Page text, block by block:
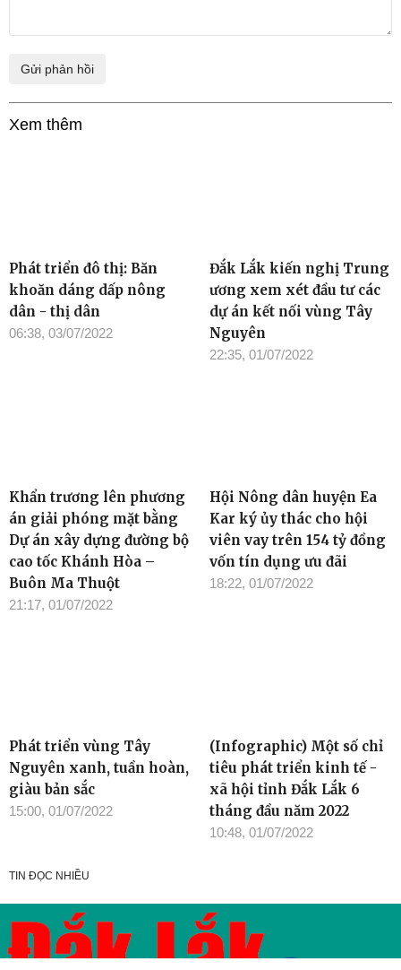
Phát triển đô thị: Băn
khoăn dáng dấp nông
dân - thị dân
Đắk Lắk kiến nghị Trung
ương xem xét đầu tư các
dự án kết nối vùng Tây
Nguyên
Khẩn trương lên phương
án giải phóng mặt bằng
Dự án xây dựng đường bộ
cao tốc Khánh Hòa –
Buôn Ma Thuột
Hội Nông dân huyện Ea
Kar ký ủy thác cho hội
viên vay trên 154 tỷ đồng
vốn tín dụng ưu đãi
Phát triển vùng Tây
Nguyên xanh, tuần hoàn,
giàu bản sắc
(Infographic) Một số chỉ
tiêu phát triển kinh tế -
xã hội tỉnh Đắk Lắk 6
tháng đầu năm 2022